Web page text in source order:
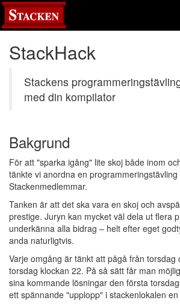
StackHack
Stackens
med din kompilator
Bakgrund
För att "sparka igång" lite skoj både inom
tänkte vi anordna en programmeringstävling
Stackenmedlemmar.
Tanken är att det ska vara en skoj och
prestige. Juryn kan mycket väl dela ut flera
underkänna alla bidrag – helt efter eget
anda naturligtvis.
Varje omgång är tänkt att pågå från torsdag
torsdag klockan 22. På så sätt får man
sina kommande lösningar den första
ett spännande "upplopp" i stackenlokalen